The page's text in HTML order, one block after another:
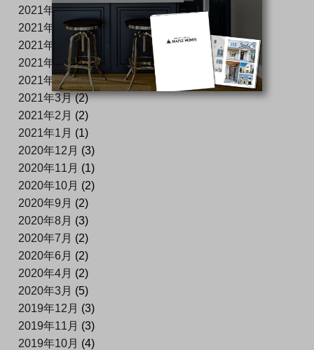
2021年10月(2)
2021年8月(1)
2021年6月 (3)
2021年5月(1)
2021年4月(5)
2021年3月(2)
2021年2月 (2)
2021年1月 (1)
2020年12月 (3)
2020年11月 (1)
2020年10月 (2)
2020年9月 (2)
2020年8月 (3)
2020年7月 (2)
2020年6月 (2)
2020年4月 (2)
2020年3月 (5)
2019年12月 (3)
2019年11月 (3)
2019年10月 (4)